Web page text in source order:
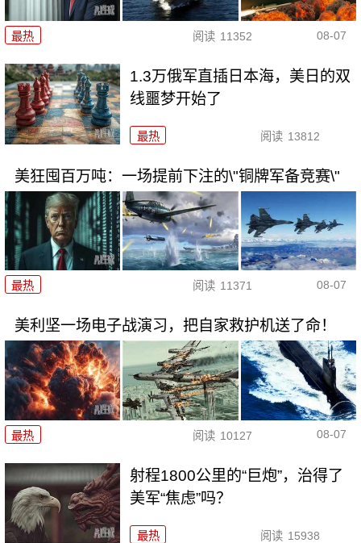
最热 阅读 11352 08-07
1.3万俄军直插日本海，美日的双
线噩梦开始了
最热 阅读 13812
美狂囤百万吨：一场提前下注的\"铜牌军备竞赛\"
最热 阅读 11371 08-07
美利坚一场电子战演习，把自家救护机送了命！
最热 阅读 10127 08-07
射程1800公里的“巨炮”，治得了
美军“焦虑”吗？
最热 阅读 15938